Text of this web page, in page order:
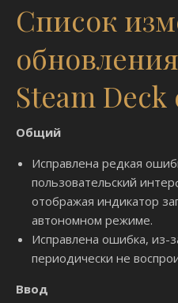
Список
Steam Deck
Общий
Исправлена ​​редкая
пользовательский
отображая индикатор
автономном режиме.
Исправлена ​​ошибка, из-
периодически не
Ввод